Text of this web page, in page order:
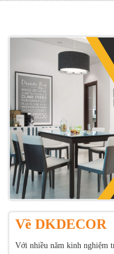
Về DKDECOR
Với nhiều năm kinh nghiệm